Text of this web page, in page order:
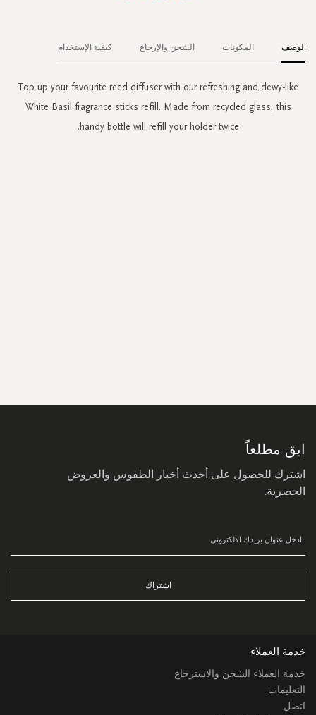
الوصف
Top up your favourite reed diffuser with our refreshing and dewy-like
White Basil fragrance sticks refill. Made from recycled glass, this
handy bottle will refill your holder twice.
المكونات الشحن والإرجاع كيفية الإستخدام
ابق مطلعاً
اشترك للحصول على أحدث أخبار الطقوس والعروض
الحصرية.
اشتراك
خدمة العملاء
خدمة العملاء الشحن والاسترجاع
التعليمات
اتصل